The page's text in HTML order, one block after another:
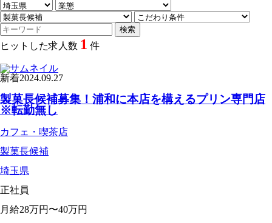
ヒットした求人数 1 件
新着2024.09.27
製菓長候補募集！浦和に本店を構えるプリン専門店
※転勤無し
カフェ・喫茶店
製菓長候補
埼玉県
正社員
月給28万円〜40万円